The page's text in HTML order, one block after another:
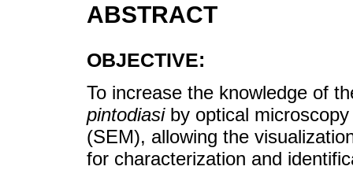
ABSTRACT
OBJECTIVE:
To increase the knowledge of
pintodiasiby optical
(SEM), allowing the
for characterization and